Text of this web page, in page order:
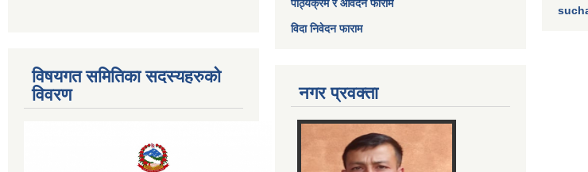
विषयगत समितिका सदस्यहरुको
विवरण
पाठ्यक्रम र आवेदन फाराम
विदा निवेदन फाराम
नगर प्रवक्ता